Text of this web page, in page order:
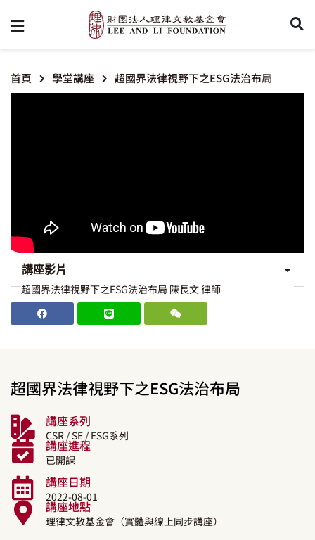
首頁 學堂講座 超國界法律視野下之ESG法治布局
講座影片
超國界法律視野下之ESG法治布局 陳長文 律師
超國界法律視野下之ESG法治布局
講座系列
CSR / SE / ESG系列
講座進程
已開課
講座日期
2022-08-01
講座地點
理律文教基金會（實體與線上同步講座）